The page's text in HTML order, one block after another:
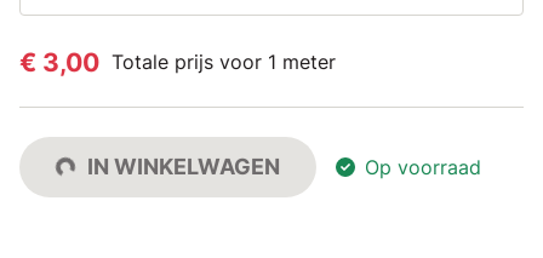
€ 3,00 Totale prijs voor 1 meter
IN WINKELWAGEN Op voorraad